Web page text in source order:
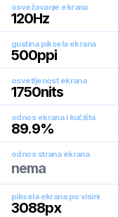
osvežavanje ekrana
120Hz
gustina piksela ekrana
500ppi
osvetljenost ekrana
1750nits
odnos ekrana i kućišta
89.9%
odnos strana ekrana
nema
piksela ekrana po visini
3088px